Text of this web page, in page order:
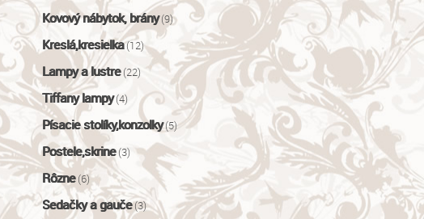
Kovový nábytok, brány(9)
Kreslá,kresielka(12)
Lampy a lustre(22)
Tiffany lampy(4)
Písacie stolíky,konzolky(5)
Postele,skrine(3)
Rôzne(6)
Sedačky a gauče(3)